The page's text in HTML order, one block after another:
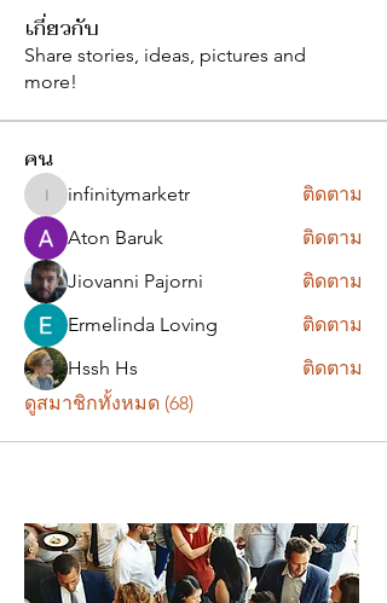
เกี่ยวกับ
Share stories, ideas, pictures and
more!
คน
infinitymarketr
infinitymarketr
ติดตาม
Aton Baruk
ติดตาม
Jiovanni Pajorni
ติดตาม
Ermelinda Loving
ติดตาม
Hssh Hs
ติดตาม
ดูสมาชิกทั้งหมด (68)